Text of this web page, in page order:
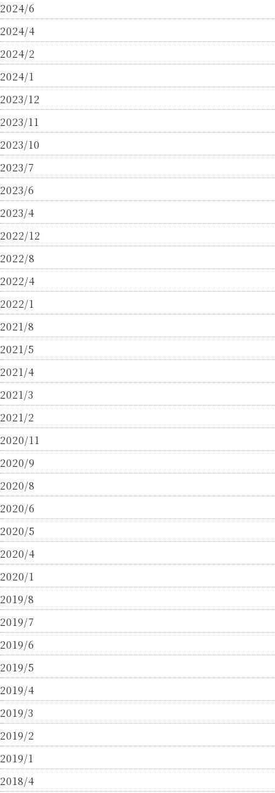
2024/6
2024/4
2024/2
2024/1
2023/12
2023/11
2023/10
2023/7
2023/6
2023/4
2022/12
2022/8
2022/4
2022/1
2021/8
2021/5
2021/4
2021/3
2021/2
2020/11
2020/9
2020/8
2020/6
2020/5
2020/4
2020/1
2019/8
2019/7
2019/6
2019/5
2019/4
2019/3
2019/2
2019/1
2018/4